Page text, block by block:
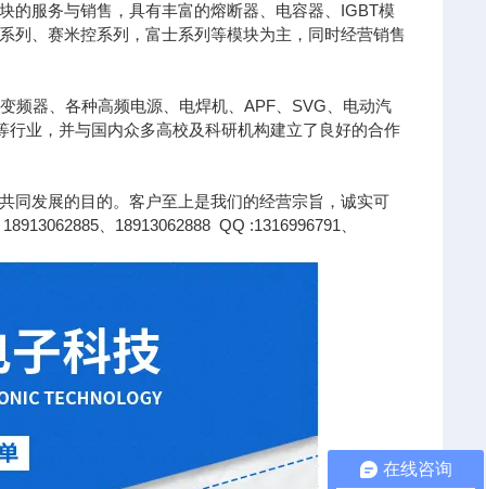
的服务与销售，具有丰富的熔断器、电容器、IGBT模
列、赛米控系列，富士系列等模块为主，同时经营销售
频器、各种高频电源、电焊机、APF、SVG、电动汽
业，并与国内众多高校及科研机构建立了良好的合作
同发展的目的。客户至上是我们的经营宗旨，诚实可
、18913062888 QQ :1316996791、
在线咨询